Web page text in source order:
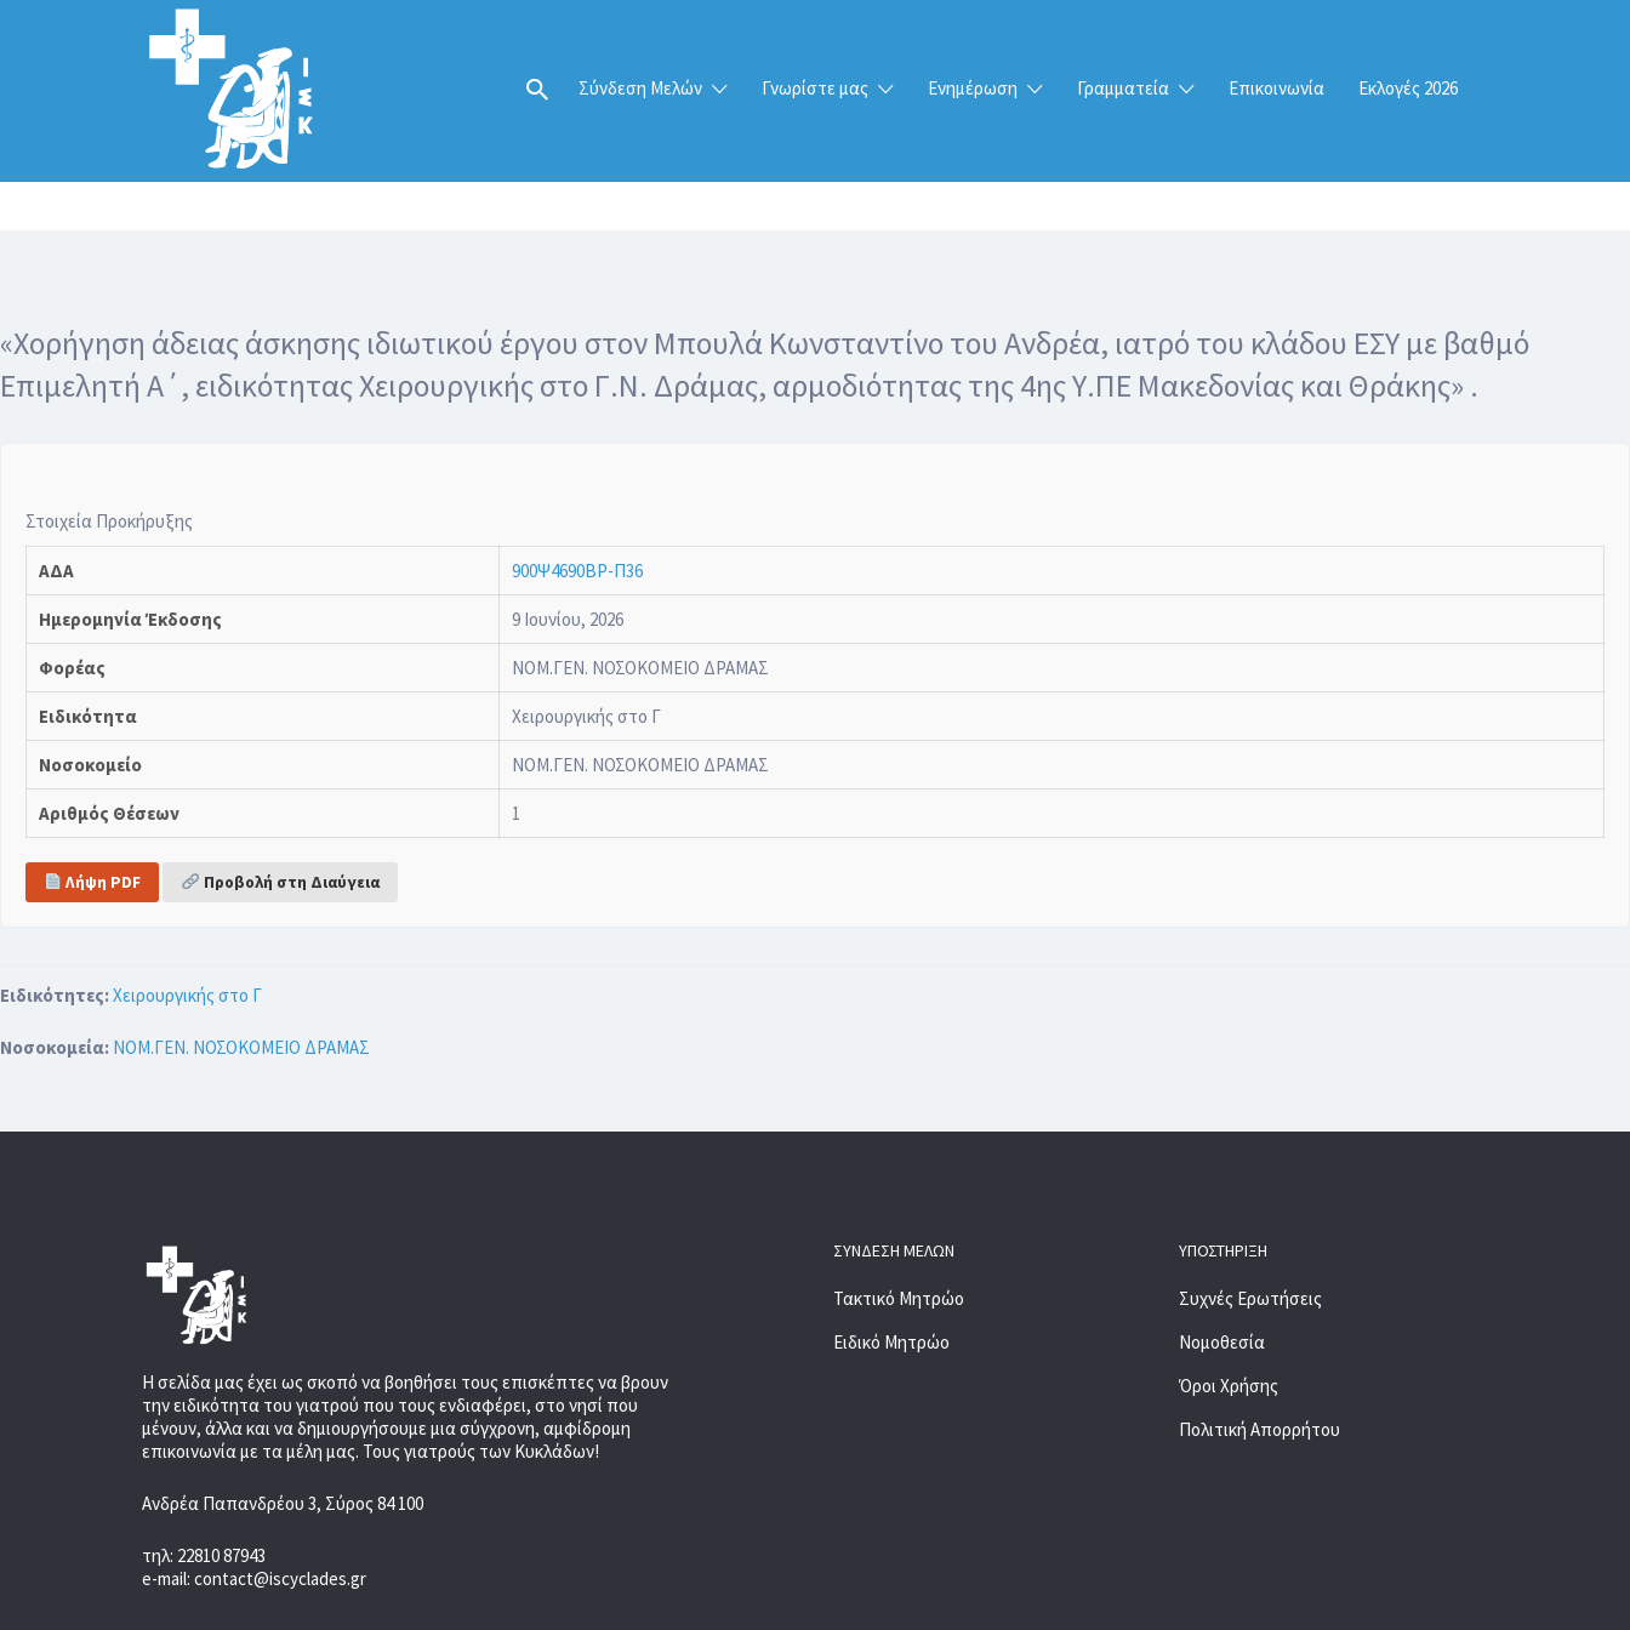
Σύνδεση Μελών Γνωρίστε μας Ενημέρωση Γραμματεία Επικοινωνία Εκλογές 2026
Αναζήτηση
για:
«Χορήγηση άδειας άσκησης ιδιωτικού έργου στον Μπουλά Κωνσταντίνο του Ανδρέα, ιατρό του κλάδου ΕΣΥ με βαθμό
Επιμελητή Α΄, ειδικότητας Χειρουργικής στο Γ.Ν. Δράμας, αρμοδιότητας της 4ης Υ.ΠΕ Μακεδονίας και Θράκης» .
Στοιχεία Προκήρυξης
ΑΔΑ 900Ψ4690ΒΡ-Π36
Ημερομηνία Έκδοσης 9 Ιουνίου, 2026
Φορέας ΝΟΜ.ΓΕΝ. ΝΟΣΟΚΟΜΕΙΟ ΔΡΑΜΑΣ
Ειδικότητα Χειρουργικής στο Γ
Νοσοκομείο ΝΟΜ.ΓΕΝ. ΝΟΣΟΚΟΜΕΙΟ ΔΡΑΜΑΣ
Αριθμός Θέσεων 1
Λήψη PDF Προβολή στη Διαύγεια
Ειδικότητες:Χειρουργικής στο Γ
Νοσοκομεία: ΝΟΜ.ΓΕΝ. ΝΟΣΟΚΟΜΕΙΟ ΔΡΑΜΑΣ
Η σελίδα μας έχει ως σκοπό να βοηθήσει τους επισκέπτες να βρουν
την ειδικότητα του γιατρού που τους ενδιαφέρει, στο νησί που
μένουν, άλλα και να δημιουργήσουμε μια σύγχρονη, αμφίδρομη
επικοινωνία με τα μέλη μας. Τους γιατρούς των Κυκλάδων!
Ανδρέα Παπανδρέου 3, Σύρος 84 100
τηλ: 22810 87943
e-mail: contact@iscyclades.gr
ΣΎΝΔΕΣΗ ΜΕΛΏΝ
Τακτικό Μητρώο
Ειδικό Μητρώο
ΥΠΟΣΤΉΡΙΞΗ
Συχνές Ερωτήσεις
Νομοθεσία
Όροι Χρήσης
Πολιτική Απορρήτου